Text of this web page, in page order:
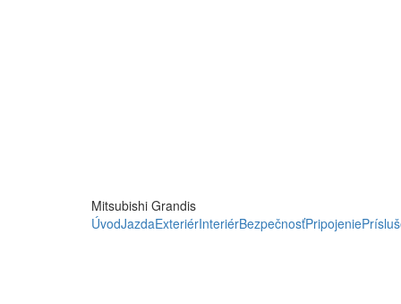
Mitsubishi Grandis
ÚvodJazdaExteriérInteriérBezpečnosťPripojenie